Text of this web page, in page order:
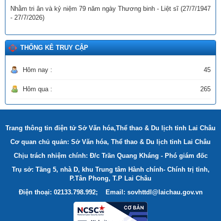
Nhằm tri ân và kỷ niệm 79 năm ngày Thương binh - Liệt sĩ (27/7/1947
- 27/7/2026)
THỐNG KÊ TRUY CẬP
Hôm nay : 45
Hôm qua : 265
Trang thông tin điện tử Sở Văn hóa,Thể thao & Du lịch tỉnh Lai Châu
Cơ quan chủ quản: Sở Văn hóa, Thể thao & Du lịch tỉnh Lai Châu
Chịu trách nhiệm chính: Đ/c Trần Quang Kháng - Phó giám đốc
Trụ sở: Tầng 5, nhà D, khu Trung tâm Hành chính- Chính trị tỉnh,
P.Tân Phong, T.P Lai Châu
Điện thoại: 02133.798.992; Email: sovhttdl@laichau.gov.vn